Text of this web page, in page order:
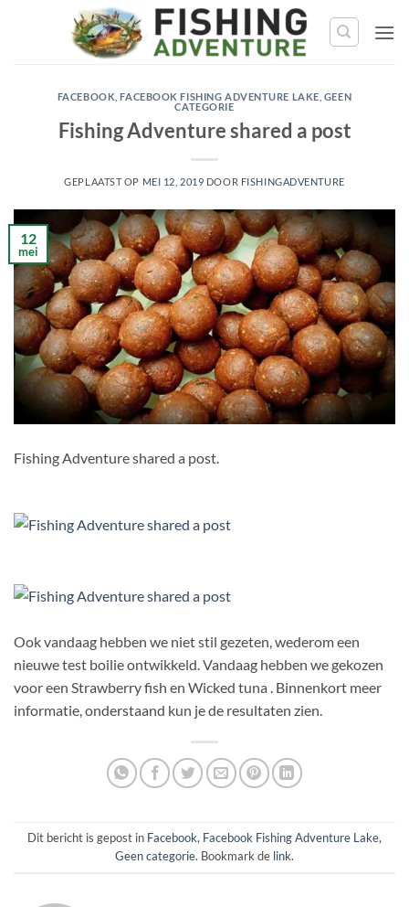
FACEBOOK ,FACEBOOK FISHING ADVENTURE LAKE GEEN
CATEGORIE
Fishing Adventure shared a post
GEPLAATST OP MEI 12, 2019 DOOR FISHINGADVENTURE
12
mei
Fishing Adventure shared a post.
Ook vandaag hebben we niet stil gezeten, wederom een
nieuwe test boilie ontwikkeld. Vandaag hebben we gekozen
voor een Strawberry fish en Wicked tuna . Binnenkort meer
informatie, onderstaand kun je de resultaten zien.
Dit bericht is gepost in Facebook, Facebook Fishing Adventure Lake,
Geen categorie. Bookmark de link.